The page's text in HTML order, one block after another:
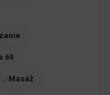
69
Masáž